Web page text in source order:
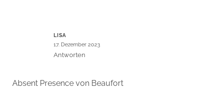
LISA
17. Dezember 2023
Antworten
Absent Presence von Beaufort